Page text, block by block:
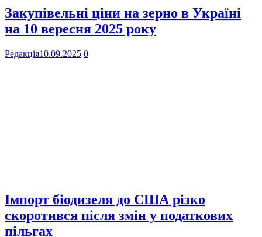
Закупівельні ціни на зерно в Україні
на 10 вересня 2025 року
Редакція10.09.2025 0
Імпорт біодизеля до США різко
скоротився після змін у податкових
пільгах